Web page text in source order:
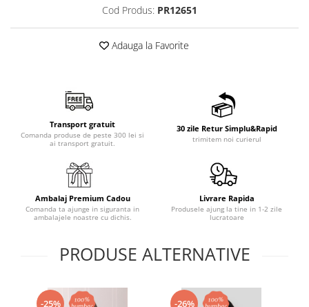
Cod Produs: PR12651
Adauga la Favorite
Transport gratuit
Comanda produse de peste 300 lei si
ai transport gratuit.
30 zile Retur Simplu&Rapid
trimitem noi curierul
Ambalaj Premium Cadou
Comanda ta ajunge in siguranta in
ambalajele noastre cu dichis.
Livrare Rapida
Produsele ajung la tine in 1-2 zile
lucratoare
PRODUSE ALTERNATIVE
-25% -26%